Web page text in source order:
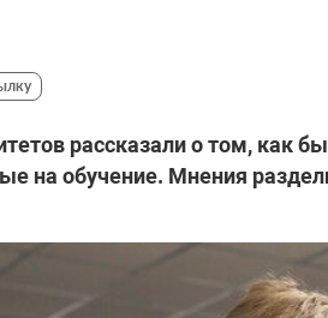
рассказали о том, как
на обучение. Мнения